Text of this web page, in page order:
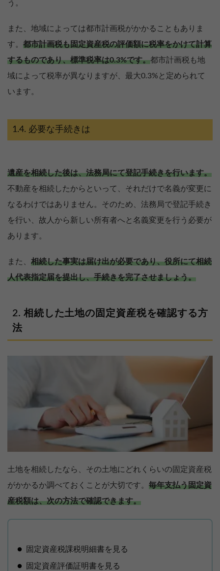
う。
また、地域によっては都市計画税がかかることもありま
す。 都市計画税も固定資産税の評価額に税率をかけて計算
するものであり、標準税率は0.3%です。都市計画税も地
域によって税率が異なりますが、最大0.3%と定められて
います。
必要な手続きは
遺産を相続した後は、法務局にて登記手続きを行います。
不動産を相続したからといって、それだけで名義が変更に
なるわけではありません。そのため、法務局で登記手続き
を行い、故人から新しい所有者へと名義変更を行う必要が
あります。
また、 相続した事実は届け出が必要であり、役所にて相続
人代表指定届を提出し、手続きを完了させましょう。
相続した土地の固定資産税を確認する方
法
土地を相続したなら、その土地にどれくらいの固定資産税
がかかるか調べておくことが大切です。 毎年支払う固定資
産税額は、次の方法で確認できます。
固定資産税課税明細書を見る
固定資産評価証明書を見る